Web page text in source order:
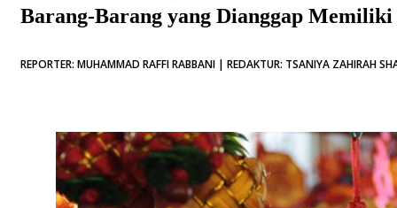
Barang-Barang yang Dianggap
REPORTER: MUHAMMAD RAFFI RABBANI | REDAKTUR: TSANIYA ZAHIRAH